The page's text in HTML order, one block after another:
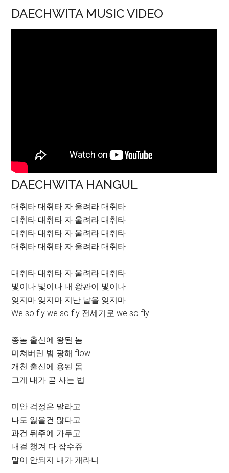
DAECHWITA MUSIC VIDEO
DAECHWITA HANGUL
대취타 대취타 자 울려라 대취타
대취타 대취타 자 울려라 대취타
대취타 대취타 자 울려라 대취타
대취타 대취타 자 울려라 대취타
대취타 대취타 자 울려라 대취타
빛이나 빛이나 내 왕관이 빛이나
잊지마 잊지마 지난 날을 잊지마
We so fly we so fly 전세기로 we so fly
종놈 출신에 왕된 놈
미쳐버린 범 광해 flow
개천 출신에 용된 몸
그게 내가 곧 사는 법
미안 걱정은 말라고
나도 잃을건 많다고
과건 뒤주에 가두고
내걸 챙겨 다 잡수쥬
말이 안되지 내가 개라니